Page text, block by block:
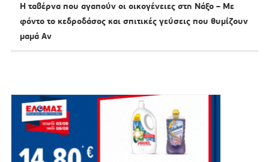
Η ταβέρνα που αγαπούν οι οικογένειες στη Νάξο – Με
φόντο το κεδροδάσος και σπιτικές γεύσεις που θυμίζουν
μαμά Αν